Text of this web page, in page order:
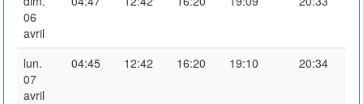
06
avril
lun.
07
avril
04:45 12:42 16:20 19:10 20:34